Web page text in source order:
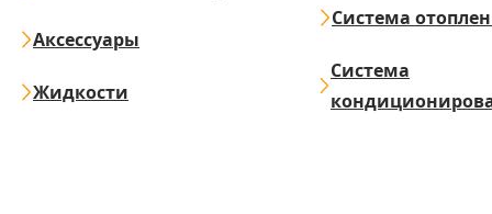
Аксессуары
Жидкости
Система
Система